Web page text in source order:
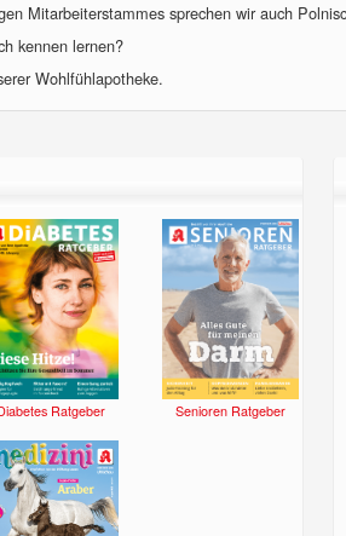
Mitarbeiterstammes sprechen wir auch
kennen lernen?
Wohlfühlapotheke.
Ratgeber Senioren Ratgeber